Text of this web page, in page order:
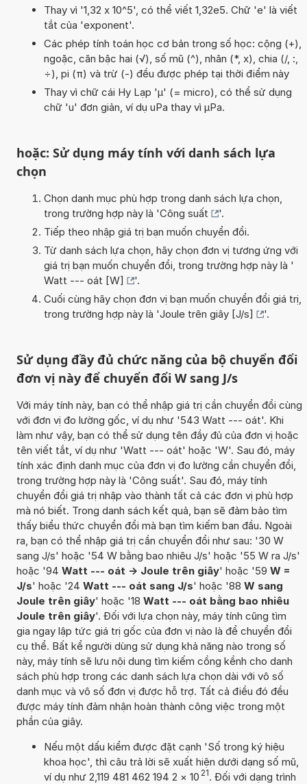
Thay vì '1,32 x 10^5', có thể viết 1,32e5. Chữ 'e' là viết
tắt của 'exponent'.
Các phép tính toán học cơ bản trong số học: cộng (+),
ngoặc, căn bậc hai (√), số mũ (^), nhân (*, x), chia (/, :,
÷), pi (π) và trừ (-) đều được phép tại thời điểm này
Thay vì chữ cái Hy Lạp 'µ' (= micro), có thể sử dụng
chữ 'u' đơn giản, ví dụ uPa thay vì µPa.
hoặc: Sử dụng máy tính với danh sách lựa
chọn
Chọn danh mục phù hợp trong danh sách lựa chọn,
trong trường hợp này là 'Công suất
'.
Tiếp theo nhập giá trị bạn muốn chuyển đổi.
Từ danh sách lựa chọn, hãy chọn đơn vị tương ứng với
giá trị bạn muốn chuyển đổi, trong trường hợp này là '
Watt --- oát [W]
'.
Cuối cùng hãy chọn đơn vị bạn muốn chuyển đổi giá trị,
trong trường hợp này là 'Joule trên giây [J/s] '.
Sử dụng đầy đủ chức năng của bộ chuyển đổi
đơn vị này để chuyển đổi W sang J/s
Với máy tính này, bạn có thể nhập giá trị cần chuyển đổi cùng
với đơn vị đo lường gốc, ví dụ như '543 Watt --- oát'. Khi
làm như vậy, bạn có thể sử dụng tên đầy đủ của đơn vị hoặc
tên viết tắt, ví dụ như 'Watt --- oát' hoặc 'W'. Sau đó, máy
tính xác định danh mục của đơn vị đo lường cần chuyển đổi,
trong trường hợp này là 'Công suất'. Sau đó, máy tính
chuyển đổi giá trị nhập vào thành tất cả các đơn vị phù hợp
mà nó biết. Trong danh sách kết quả, bạn sẽ đảm bảo tìm
thấy biểu thức chuyển đổi mà bạn tìm kiếm ban đầu. Ngoài
ra, bạn có thể nhập giá trị cần chuyển đổi như sau: '30 W
sang J/s' hoặc '54 W bằng bao nhiêu J/s' hoặc '55 W ra J/s'
hoặc '94 Watt --- oát -> Joule trên giây' hoặc '59 W =
J/s' hoặc '24 Watt --- oát sang J/s' hoặc '88 W sang
Joule trên giây' hoặc '18 Watt --- oát bằng bao nhiêu
Joule trên giây'. Đối với lựa chọn này, máy tính cũng tìm
gia ngay lập tức giá trị gốc của đơn vị nào là để chuyển đổi
cụ thể. Bất kể người dùng sử dụng khả năng nào trong số
này, máy tính sẽ lưu nội dung tìm kiếm cồng kềnh cho danh
sách phù hợp trong các danh sách lựa chọn dài với vô số
danh mục và vô số đơn vị được hỗ trợ. Tất cả điều đó đều
được máy tính đảm nhận hoàn thành công việc trong một
phần của giây.
Nếu một dấu kiểm được đặt cạnh 'Số trong ký hiệu
khoa học', thì câu trả lời sẽ xuất hiện dưới dạng số mũ,
ví dụ như 2,119 481 462 194 2 × 10 21. Đối với dạng trình